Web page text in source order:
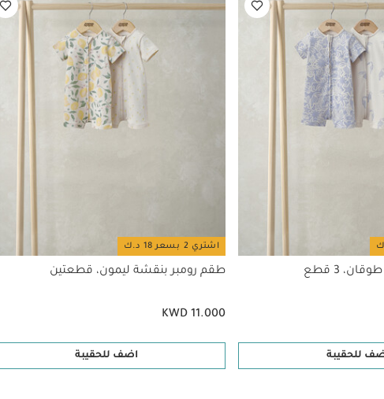
3 قطع
للحقيبة
اشتري 2 بسعر 18 د.ك
طقم رومبر بنقشة ليمون، قطعتين
KWD 11.000
اضف للحقيبة